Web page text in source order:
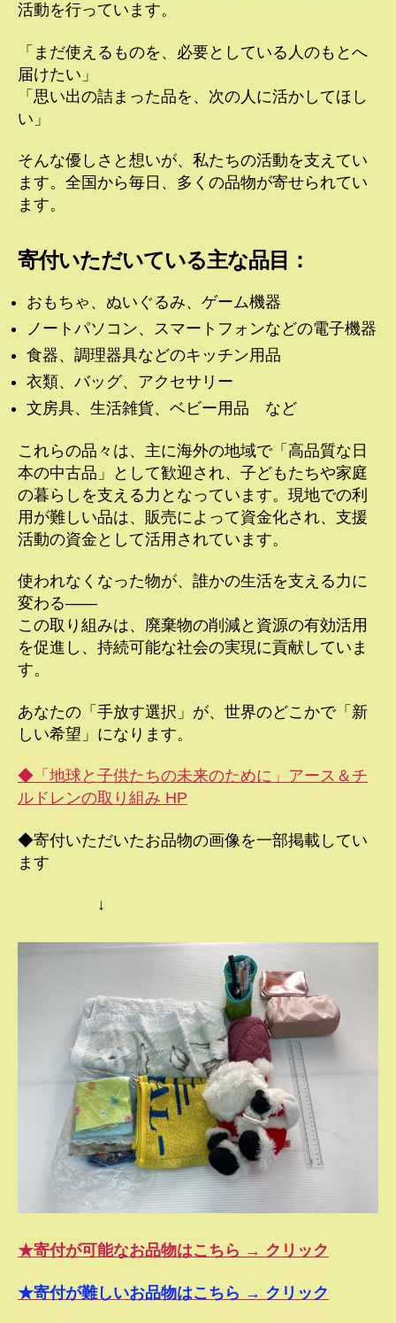
活動を行っています。
「まだ使えるものを、必要としている人のもとへ
届けたい」
「思い出の詰まった品を、次の人に活かしてほし
い」
そんな優しさと想いが、私たちの活動を支えてい
ます。全国から毎日、多くの品物が寄せられてい
ます。
寄付いただいている主な品目：
おもちゃ、ぬいぐるみ、ゲーム機器
ノートパソコン、スマートフォンなどの電子機器
食器、調理器具などのキッチン用品
衣類、バッグ、アクセサリー
文房具、生活雑貨、ベビー用品 など
これらの品々は、主に海外の地域で「高品質な日
本の中古品」として歓迎され、子どもたちや家庭
の暮らしを支える力となっています。現地での利
用が難しい品は、販売によって資金化され、支援
活動の資金として活用されています。
使われなくなった物が、誰かの生活を支える力に
変わる――
この取り組みは、廃棄物の削減と資源の有効活用
を促進し、持続可能な社会の実現に貢献していま
す。
あなたの「手放す選択」が、世界のどこかで「新
しい希望」になります。
◆「地球と子供たちの未来のために」アース＆チ
ルドレンの取り組み HP
◆寄付いただいたお品物の画像を一部掲載してい
ます
↓
★寄付が可能なお品物はこちら → クリック
★寄付が難しいお品物はこちら → クリック